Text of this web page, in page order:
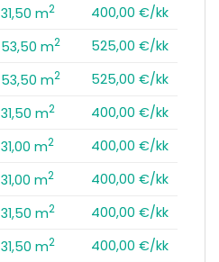
31,50 m2
400,00 €/kk
53,50 m2
525,00 €/kk
53,50 m2
525,00 €/kk
31,50 m2
400,00 €/kk
31,00 m2
400,00 €/kk
31,00 m2
400,00 €/kk
31,50 m2
400,00 €/kk
31,50 m2
400,00 €/kk